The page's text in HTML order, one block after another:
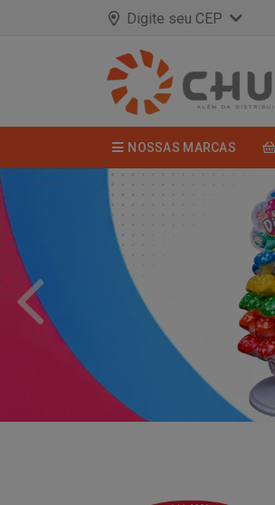
Digite seu CEP
NOSSAS MARCAS